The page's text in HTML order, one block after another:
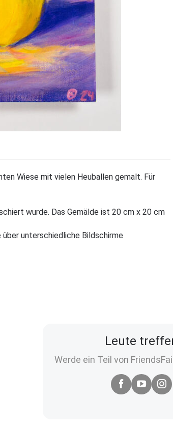
Wiese mit vielen Heuballen gemalt. Für
wurde. Das Gemälde ist 20 cm x 20 cm
über unterschiedliche Bildschirme
Leute
Werde ein Teil von